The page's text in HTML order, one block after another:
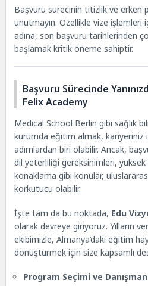
Başvuru sürecinin titizlik ve erken
unutmayın. Özellikle vize işlemleri
adına, son başvuru tarihlerinden
başlamak kritik öneme sahiptir.
Başvuru Sürecinde
Felix Academy
Medical School Berlin gibi sağlık
kurumda eğitim almak, kariyeriniz
adımlardan biri olabilir. Ancak,
dil yeterliliği gereksinimleri,
konaklama gibi konular,
korkutucu olabilir.
İşte tam da bu noktada, Edu
olarak devreye giriyoruz. Yılların
ekibimizle, Almanya’daki eğitim
dönüştürmek için size kapsamlı
Program Seçimi ve